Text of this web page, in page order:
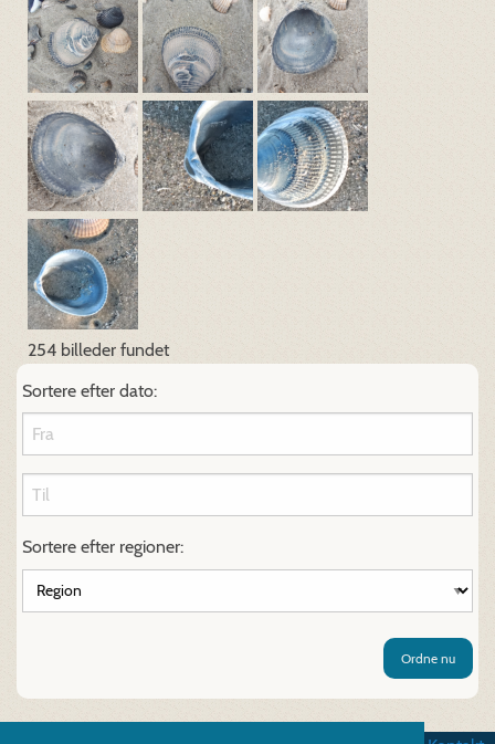
254 billeder fundet
Sortere efter dato:
Sortere efter regioner:
Ordne nu